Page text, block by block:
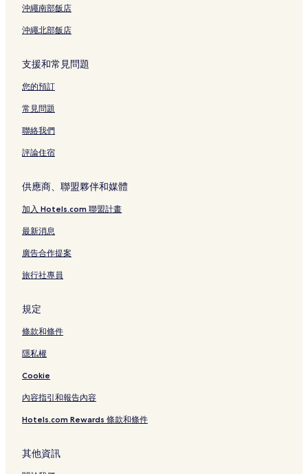
金巴蘭海灘附近的設有游泳池的飯店
金巴蘭海灘附近的寵物友善飯店
金巴蘭的民宿
克冬迦南的別墅
金巴蘭海灘的度假村
金巴蘭海灘的民宿
水明漾的民宿
水明漾的別墅
水明漾的青年旅館
庫塔的度假村
沖繩南部飯店
沖繩北部飯店
支援和常見問題
您的預訂
常見問題
聯絡我們
評論住宿
供應商、聯盟夥伴和媒體
加入 Hotels.com 聯盟計畫
最新消息
廣告合作提案
旅行社專員
規定
條款和條件
隱私權
Cookie
內容指引和報告內容
Hotels.com Rewards 條款和條件
其他資訊